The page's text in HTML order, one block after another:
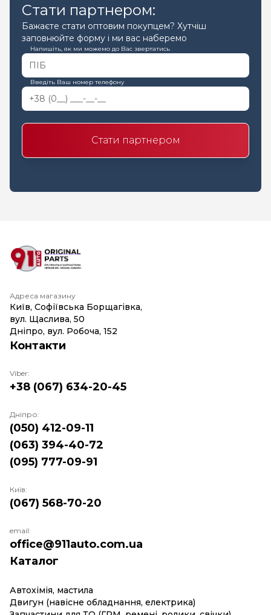
Стати партнером:
Бажаєте стати оптовим покупцем? Хутчіш
заповнюйте форму і ми вас наберемо
Напишіть, як ми можемо до Вас звертатись
Введіть Ваш номер телефону
Стати партнером
Адреса магазину
Київ, Софіївська Борщагівка,
вул. Щаслива, 50
Дніпро, вул. Робоча, 152
Каталог
Автохімія, мастила
Двигун (навісне обладнання, електрика)
Контакти
Viber:
+38 (067) 634-20-45
Дніпро:
(050) 412-09-11
(063) 394-40-72
(095) 777-09-91
Київ:
(067) 568-70-20
email:
office@911auto.com.ua